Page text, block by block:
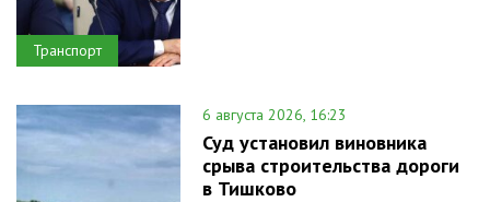
Транспорт
6 августа 2026, 16:23
Суд установил виновника
срыва строительства дороги
в Тишково